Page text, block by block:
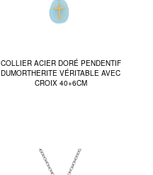
COLLIER ACIER DORÉ PENDENTIF
DUMORTHERITE VÉRITABLE AVEC
CROIX 40+6CM